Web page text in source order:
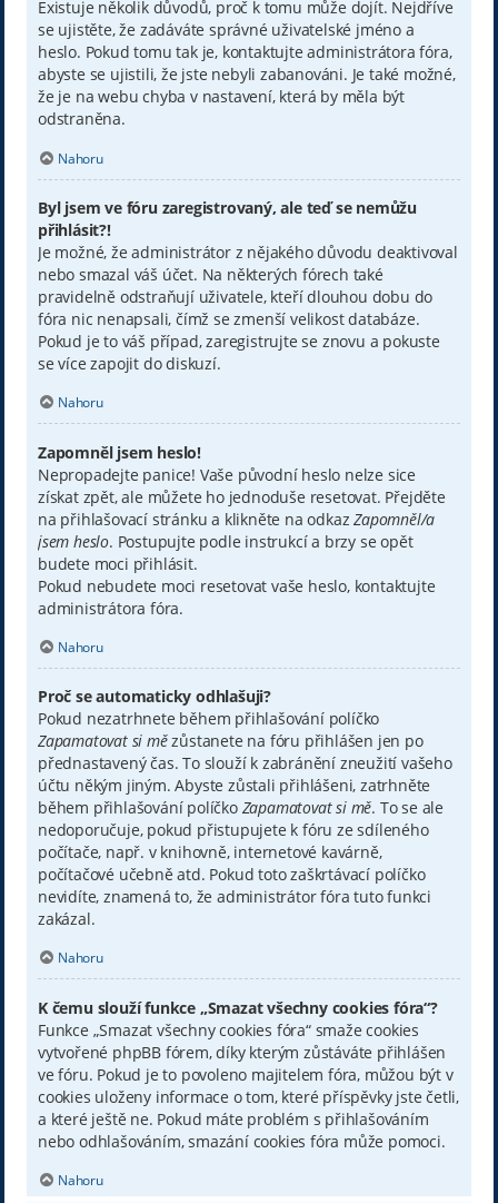
Existuje několik důvodů, proč k tomu může dojít. Nejdříve
se ujistěte, že zadáváte správné uživatelské jméno a
heslo. Pokud tomu tak je, kontaktujte administrátora fóra,
abyste se ujistili, že jste nebyli zabanováni. Je také možné,
že je na webu chyba v nastavení, která by měla být
odstraněna.
Nahoru
Byl jsem ve fóru zaregistrovaný, ale teď se nemůžu
přihlásit?!
Je možné, že administrátor z nějakého důvodu deaktivoval
nebo smazal váš účet. Na některých fórech také
pravidelně odstraňují uživatele, kteří dlouhou dobu do
fóra nic nenapsali, čímž se zmenší velikost databáze.
Pokud je to váš případ, zaregistrujte se znovu a pokuste
se více zapojit do diskuzí.
Nahoru
Zapomněl jsem heslo!
Nepropadejte panice! Vaše původní heslo nelze sice
získat zpět, ale můžete ho jednoduše resetovat. Přejděte
na přihlašovací stránku a klikněte na odkazZapomněl/a
jsem heslo. Postupujte podle instrukcí a brzy se opět
budete moci přihlásit.
Pokud nebudete moci resetovat vaše heslo, kontaktujte
administrátora fóra.
Nahoru
Proč se automaticky odhlašuji?
Pokud nezatrhnete během přihlašování políčko
Zapamatovat si mězůstanete na fóru přihlášen jen po
přednastavený čas. To slouží k zabránění zneužití vašeho
účtu někým jiným. Abyste zůstali přihlášeni, zatrhněte
během přihlašování políčko Zapamatovat si mě. To se ale
nedoporučuje, pokud přistupujete k fóru ze sdíleného
počítače, např. v knihovně, internetové kavárně,
počítačové učebně atd. Pokud toto zaškrtávací políčko
nevidíte, znamená to, že administrátor fóra tuto funkci
zakázal.
Nahoru
K čemu slouží funkce „Smazat všechny cookies fóra“?
Funkce „Smazat všechny cookies fóra“ smaže cookies
vytvořené phpBB fórem, díky kterým zůstáváte přihlášen
ve fóru. Pokud je to povoleno majitelem fóra, můžou být v
cookies uloženy informace o tom, které příspěvky jste četli,
a které ještě ne. Pokud máte problém s přihlašováním
nebo odhlašováním, smazání cookies fóra může pomoci.
Nahoru